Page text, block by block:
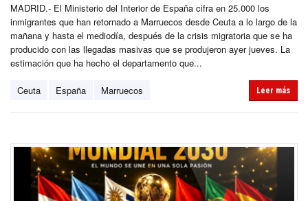
MADRID.- El Ministerio del Interior de España cifra en 25.000 los
inmigrantes que han retornado a Marruecos desde Ceuta a lo largo de la
mañana y hasta el mediodía, después de la crisis migratoria que se ha
producido con las llegadas masivas que se produjeron ayer jueves. La
estimación que ha hecho el departamento que...
Ceuta España Marruecos Leer más